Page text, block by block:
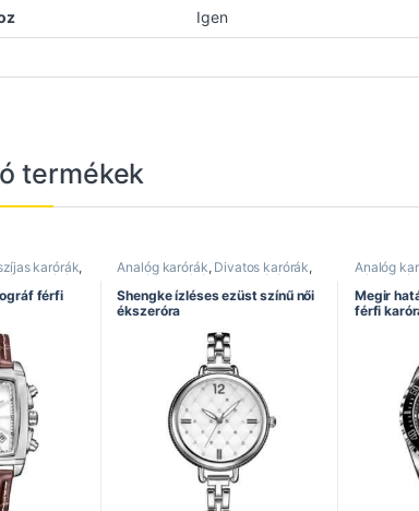
Igen
termékek
karórák,
karórák
karórák
férfi
Analóg karórák, Divatos karórák,
Elegáns karórák
Női karórák
Shengke óra
Shengke ízléses ezüst színű női
ékszeróra
Analóg
Férfi
Megir óra,
Sportos
Megir
férfi